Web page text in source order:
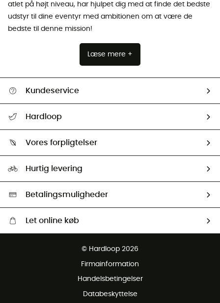
atlet på højt niveau, har hjulpet dig med at finde det bedste
udstyr til dine eventyr med ambitionen om at være de
bedste til denne mission!
Læse mere +
Kundeservice
Returnering & Tilbagebetaling
Hardloop
Our ambassadors
Vores forpligtelser
HardGreen Udvalg
Hurtig levering
Betalingsmuligheder
Let online køb
© Hardloop 2026
Firmainformation
Handelsbetingelser
Databeskyttelse